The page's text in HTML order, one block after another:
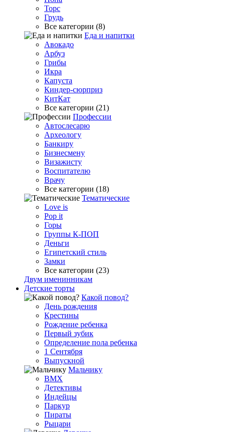
Торс
Грудь
Все категории (8)
Еда и напитки
Авокадо
Арбуз
Грибы
Икра
Капуста
Киндер-сюрприз
КитКат
Все категории (21)
Профессии
Автослесарю
Археологу
Банкиру
Бизнесмену
Визажисту
Воспитателю
Врачу
Все категории (18)
Тематические
Love is
Pop it
Горы
Группы К-ПОП
Деньги
Египетский стиль
Замки
Все категории (23)
Двум именинникам
Детские торты
Какой повод?
День рождения
Крестины
Рождение ребенка
Первый зубик
Определение пола ребенка
1 Сентября
Выпускной
Мальчику
BMX
Детективы
Индейцы
Паркур
Пираты
Рыцари